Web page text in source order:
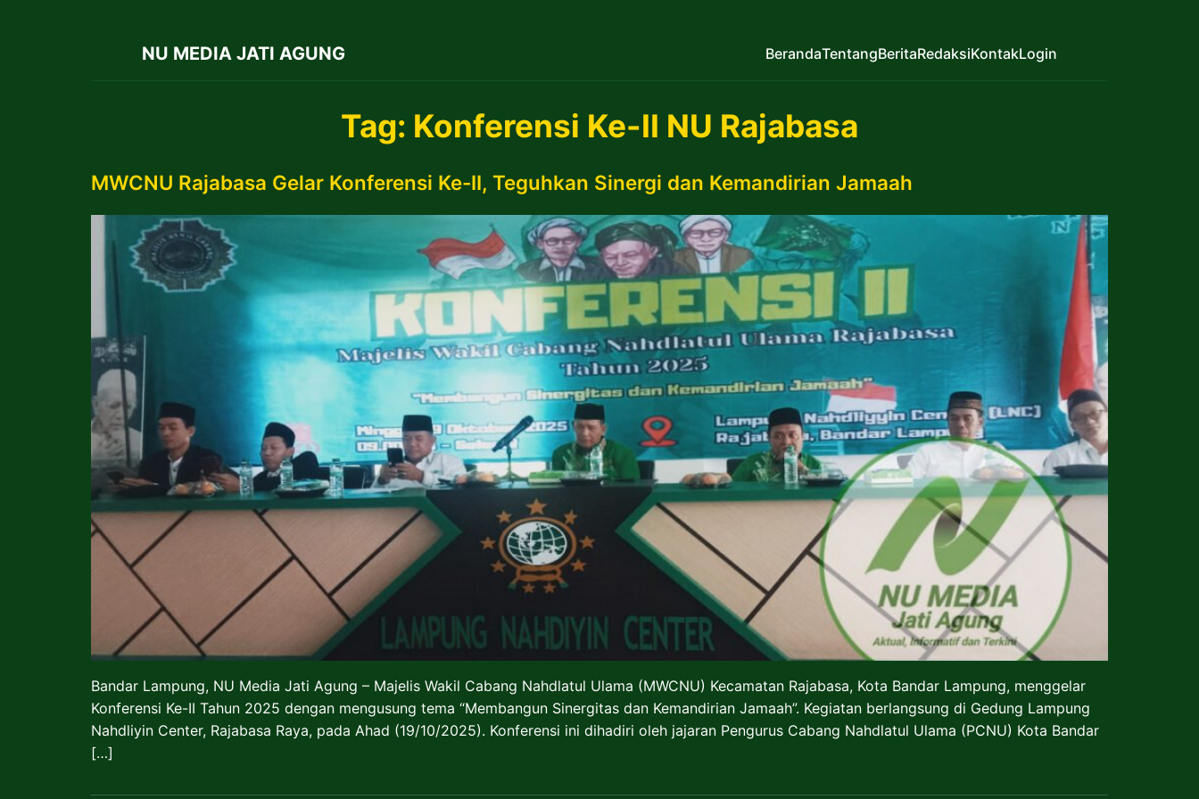
NU MEDIA JATI AGUNG BerandaTentangBeritaRedaksiKontakLogin
Tag: Konferensi Ke-II NU Rajabasa
MWCNU Rajabasa Gelar Konferensi Ke-II, Teguhkan Sinergi dan Kemandirian Jamaah
Bandar Lampung, NU Media Jati Agung – Majelis Wakil Cabang Nahdlatul Ulama (MWCNU) Kecamatan Rajabasa, Kota Bandar Lampung, menggelar
Konferensi Ke-II Tahun 2025 dengan mengusung tema “Membangun Sinergitas dan Kemandirian Jamaah”. Kegiatan berlangsung di Gedung Lampung
Nahdliyin Center, Rajabasa Raya, pada Ahad (19/10/2025). Konferensi ini dihadiri oleh jajaran Pengurus Cabang Nahdlatul Ulama (PCNU) Kota Bandar
[…]